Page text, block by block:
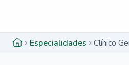
Especialidades